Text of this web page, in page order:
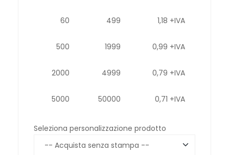
60 499 1,18 +IVA
500 1999 0,99 +IVA
2000 4999 0,79 +IVA
5000 50000 0,71 +IVA
Seleziona personalizzazione prodotto